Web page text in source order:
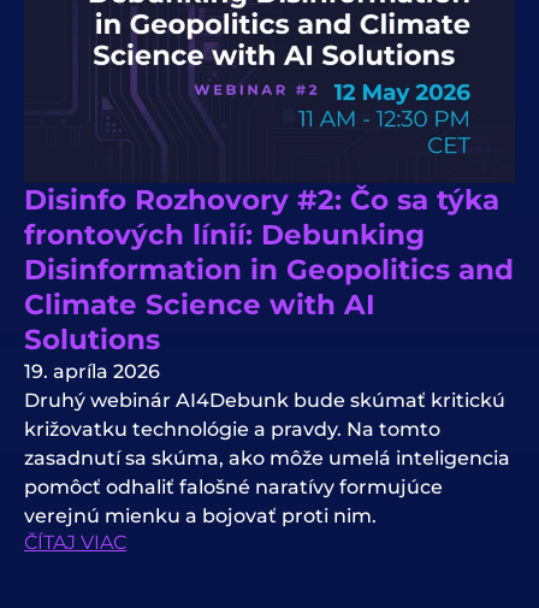
Disinfo Rozhovory #2: Čo sa týka
frontových línií: Debunking
Disinformation in Geopolitics and
Climate Science with AI
Solutions
19. apríla 2026
Druhý webinár AI4Debunk bude skúmať kritickú
križovatku technológie a pravdy. Na tomto
zasadnutí sa skúma, ako môže umelá inteligencia
pomôcť odhaliť falošné naratívy formujúce
verejnú mienku a bojovať proti nim.
ČÍTAJ VIAC